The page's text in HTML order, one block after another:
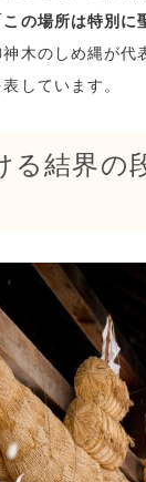
この場所は特別に
木のしめ縄が代
しています。
る結界の